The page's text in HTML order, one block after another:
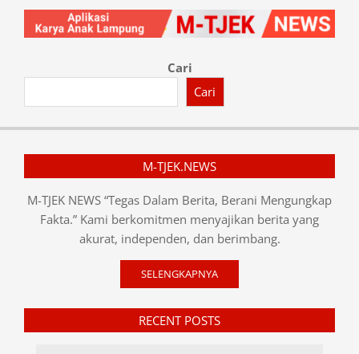
Cari
Cari
M-TJEK.NEWS
M-TJEK NEWS “Tegas Dalam Berita, Berani Mengungkap
Fakta.” Kami berkomitmen menyajikan berita yang
akurat, independen, dan berimbang.
SELENGKAPNYA
RECENT POSTS